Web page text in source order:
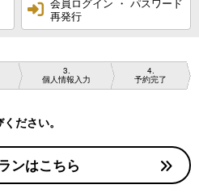
再発行
3
個人情報入力
4
予約完了
ださい。
ンはこちら